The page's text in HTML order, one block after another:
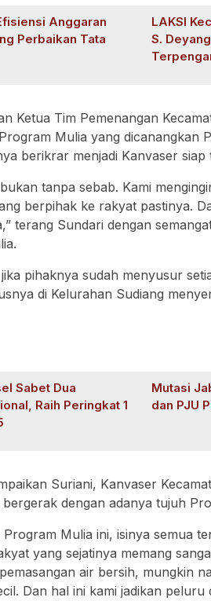
Anggaran
Perbaikan Tata
LAKSI
S.
Ketua Tim Pemenangan
Mulia yang dicanangkan
berikrar menjadi Kanvaser siap
tanpa sebab. Kami
berpihak ke rakyat pastinya.
terang Sundari dengan
pihaknya sudah menyusur
di Kelurahan Sudiang
Sabet Dua
Raih Peringkat 1
Mutasi
dan PJU
Suriani, Kanvaser
dengan adanya tujuh
Program Mulia ini, isinya semua
yang sejatinya memang
air bersih, mungkin
Dan hal ini kami jadikan